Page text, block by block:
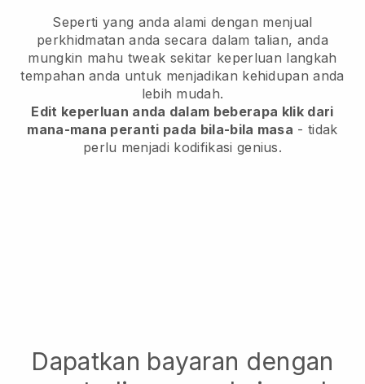
Seperti yang anda alami dengan menjual
perkhidmatan anda secara dalam talian, anda
mungkin mahu tweak sekitar keperluan langkah
tempahan anda untuk menjadikan kehidupan anda
lebih mudah.
Edit keperluan anda dalam beberapa klik dari
mana-mana peranti pada bila-bila masa - tidak
perlu menjadi kodifikasi genius.
Dapatkan bayaran dengan